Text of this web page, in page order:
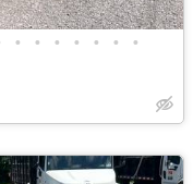
• • • • • • •